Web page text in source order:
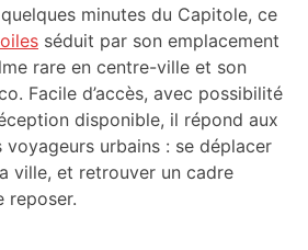
minutes du Capitole, ce
séduit par son emplacement
rare en centre-ville et son
Facile d’accès, avec possibilité
disponible, il répond aux
voyageurs urbains : se déplacer
ville, et retrouver un cadre
reposer.